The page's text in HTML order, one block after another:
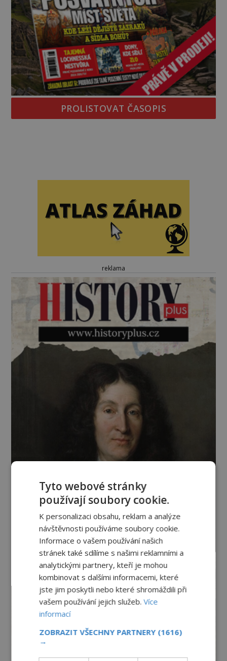
PROLISTOVAT ČASOPIS
reklama
Tyto webové stránky
používají soubory cookie.
K personalizaci obsahu, reklam a analýze
návštěvnosti používáme soubory cookie.
Informace o vašem používání našich
stránek také sdílíme s našimi reklamními a
analytickými partnery, kteří je mohou
kombinovat s dalšími informacemi, které
jste jim poskytli nebo které shromáždili při
vašem používání jejich služeb.Více
informací
ZOBRAZIT VŠECHNY PARTNERY (1616)
→